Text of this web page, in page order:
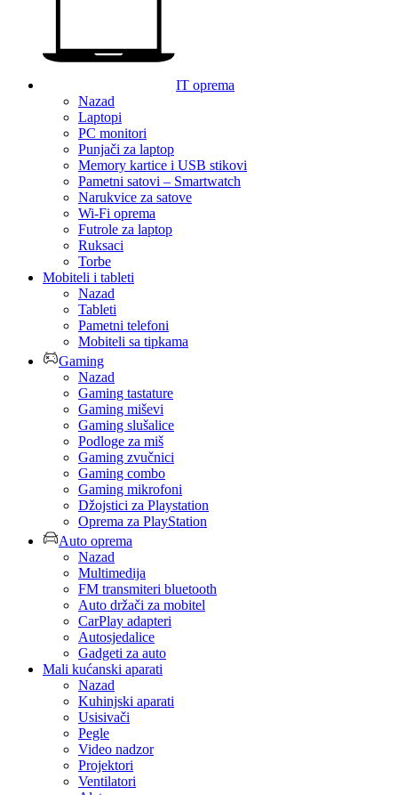
IT oprema
Nazad
Laptopi
PC monitori
Punjači za laptop
Memory kartice i USB stikovi
Pametni satovi – Smartwatch
Narukvice za satove
Wi-Fi oprema
Futrole za laptop
Ruksaci
Torbe
Mobiteli i tableti
Nazad
Tableti
Pametni telefoni
Mobiteli sa tipkama
Gaming
Nazad
Gaming tastature
Gaming miševi
Gaming slušalice
Podloge za miš
Gaming zvučnici
Gaming combo
Gaming mikrofoni
Džojstici za Playstation
Oprema za PlayStation
Auto oprema
Nazad
Multimedija
FM transmiteri bluetooth
Auto držači za mobitel
CarPlay adapteri
Autosjedalice
Gadgeti za auto
Mali kućanski aparati
Nazad
Kuhinjski aparati
Usisivači
Pegle
Video nadzor
Projektori
Ventilatori